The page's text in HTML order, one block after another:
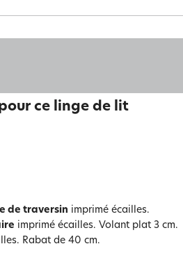
ce linge de lit
de traversin imprimé écailles.
imprimé écailles. Volant plat 3 cm.
Rabat de 40 cm.